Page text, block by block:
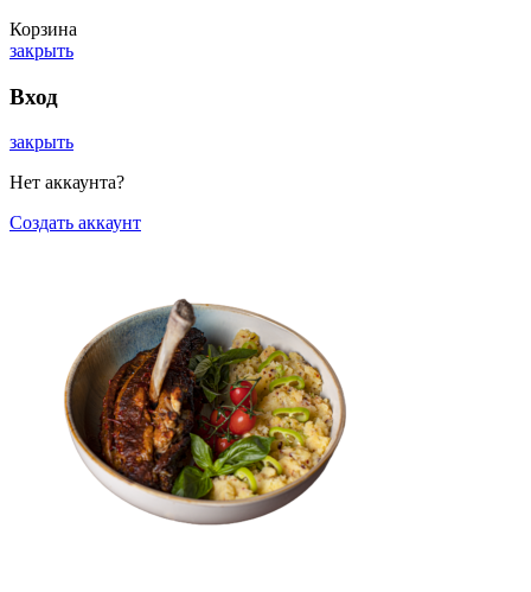
Корзина
закрыть
Вход
закрыть
Нет аккаунта?
Создать аккаунт